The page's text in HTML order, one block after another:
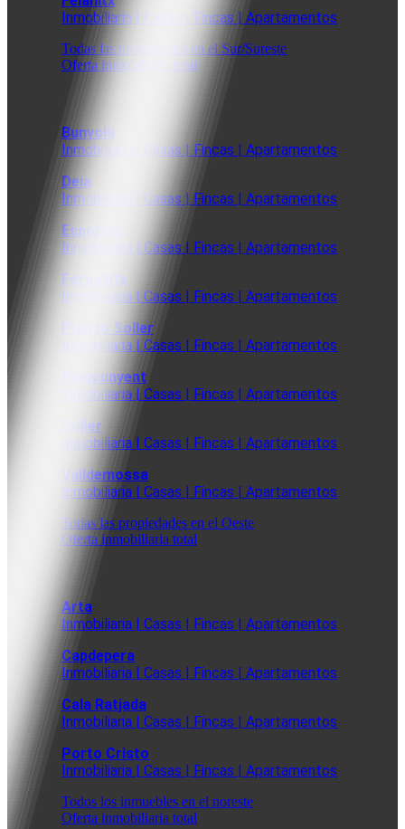
Inmobiliaria | Casas | Fincas | Apartamentos
Todas las propiedades en el Sur/Sureste
Oferta inmobiliaria total
Bunyola
Inmobiliaria | Casas | Fincas | Apartamentos
Deia
Inmobiliaria | Casas | Fincas | Apartamentos
Esporles
Inmobiliaria | Casas | Fincas | Apartamentos
Fornalutx
Inmobiliaria | Casas | Fincas | Apartamentos
Puerto Soller
Inmobiliaria | Casas | Fincas | Apartamentos
Puigpunyent
Inmobiliaria | Casas | Fincas | Apartamentos
Soller
Inmobiliaria | Casas | Fincas | Apartamentos
Valldemossa
Inmobiliaria | Casas | Fincas | Apartamentos
Todas las propiedades en el Oeste
Oferta inmobiliaria total
Arta
Inmobiliaria | Casas | Fincas | Apartamentos
Capdepera
Inmobiliaria | Casas | Fincas | Apartamentos
Cala Ratjada
Inmobiliaria | Casas | Fincas | Apartamentos
Porto Cristo
Inmobiliaria | Casas | Fincas | Apartamentos
Todos los inmuebles en el noreste
Oferta inmobiliaria total